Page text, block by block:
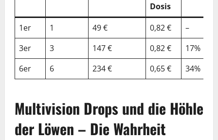
Dosis
1er 1 49 € 0,82 €
–
3er
3 147 € 0,82 €
17%
6er
6 234 € 0,65 € 34%
Multivision Drops und die Höhle
der Löwen – Die Wahrheit